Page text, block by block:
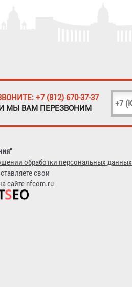
+7 (812) 670-37-37
МЫ ВАМ ПЕРЕЗВОНИМ
обработки персональных данных
свои
сайте nfcom.ru